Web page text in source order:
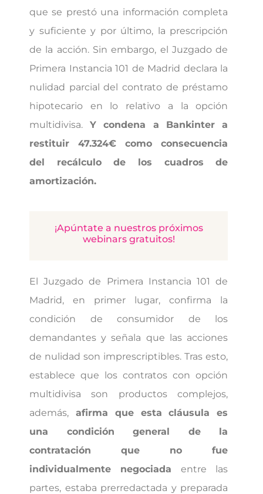
que se prestó una información completa
y suficiente y por último, la prescripción
de la acción. Sin embargo, el Juzgado de
Primera Instancia 101 de Madrid declara la
nulidad parcial del contrato de préstamo
hipotecario en lo relativo a la opción
multidivisa. Y condena a Bankinter a
restituir 47.324€ como consecuencia
del recálculo de los cuadros de
amortización.
¡Apúntate a nuestros próximos
webinars gratuitos!
El Juzgado de Primera Instancia 101 de
Madrid, en primer lugar, confirma la
condición de consumidor de los
demandantes y señala que las acciones
de nulidad son imprescriptibles. Tras esto,
establece que los contratos con opción
multidivisa son productos complejos,
además, afirma que esta cláusula es
una condición general de la
contratación que no fue
individualmente negociada entre las
partes, estaba prerredactada y preparada